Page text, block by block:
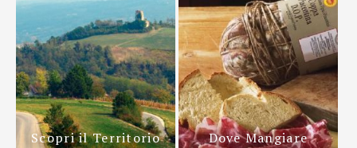
Scopri il Territorio Dove Mangiare